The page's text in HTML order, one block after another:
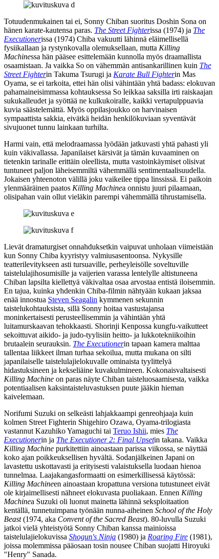
Totuudenmukainen tai ei, Sonny Chiban suoritus Doshin Sona on
hänen karate-kautensa paras. The Street Fighterissa (1974) ja The
Executionerissa (1974) Chiba vakuutti lähinnä eläimellisellä
fysiikallaan ja rystynkovalla olemuksellaan, mutta Killing
Machinessa hän pääsee esittelemään kunnolla myös draamallista
osaamistaan. Ja vaikka So on vähemmän antisankarillinen kuin The
Street Fighterin Takuma Tsurugi ja Karate Bull Fighterin Mas
Oyama, se ei tarkoita, ettei hän olisi vähintään yhtä badass: elokuvan
pahamaineisimmassa kohtauksessa So leikkaa saksilla irti raiskaajan
sukukalleudet ja syöttää ne kulkukoiralle, kaikki vertapulppuavia
kuvia säästelemättä. Myös oppilasjoukko on harvinaisen
sympaattista sakkia, eivätkä heidän henkilökuviaan syventävät
sivujuonet tunnu lainkaan turhilta.
Harmi vain, että melodraamassa lyödään jatkuvasti yhtä pahasti yli
kuin väkivallassa. Japanilaiset kärsivät ja tämän kuvaaminen on
tietenkin tarinalle erittäin oleellista, mutta vastoinkäymiset olisivat
tuntuneet paljon läheisemmiltä vähemmällä sentimentaalisuudella.
Jokaisen yhteenoton välillä joku vaikeilee tippa linssissä. Ei paikoin
ylenmääräinen paatos Killing Machinea onnistu juuri pilaamaan,
olisipahan vain ollut vieläkin parempi vähemmällä tihrustamisella.
Lievät dramaturgiset onnahduksetkin vaipuvat unholaan viimeistään
kun Sonny Chiba kyyristyy valmiusasentoonsa. Nykysille
teatterilevitykseen asti tursuaville, perheyleisölle soveltuville
taistelulajihosumisille ja vaijerien varassa lentelylle altistuneena
Chiban lapsilta kiellettyä väkivaltaa osaa arvostaa entistä iloisemmin.
En tajua, kuinka yhdenkin Chiba-filmin nähtyään kukaan jaksaa
enää innostua Steven Seagalin kymmenen sekunnin
taistelukohtauksista, sillä Sonny hoitaa vastustajansa
moninkertaisesti perusteellisemmin ja vähintään yhtä
luitamurskaavan tehokkaasti. Shorinji Kenpossa kungfu-vaikutteet
sekoittuvat aikido‑ ja judo-tyylisiin heitto‑ ja lukkotekniikoihin
brutaalein seurauksin. The Executionerin tapaan kamera malttaa
tallentaa liikkeet ilman turhaa sekoilua, mutta mukana on silti
japanilaiselle taistelulajielokuvalle ominaista tyylittelyä
hidastuksineen ja kekseliäine kuvakulmineen. Kokonaisvaltaisesti
Killing Machine on paras näyte Chiban taisteluosaamisesta, vaikka
potentiaalisen kaksintaisteluvastuksen puute jääkin hieman
kaivelemaan.
Norifumi Suzuki on selkeästi lahjakkaampi genreohjaaja kuin
kolmen Street Fighterin Shigehiro Ozawa, Oyama-trilogiasta
vastannut Kazuhiko Yamaguchi tai Teruo Ishii, mies The
Executionerin ja The Executioner 2: Final Upsetin takana. Vaikka
Killing Machine purkitettiin ainoastaan parissa viikossa, se näyttää
koko ajan poikkeuksellisen hyvältä. Sodanjälkeinen Japani on
lavastettu uskottavasti ja erityisesti valaistuksella luodaan hienoa
tunnelmaa. Laajakangasformaatti on esimerkillisessä käytössä:
Killing Machineen ainoastaan kropattuna versiona tutustuneet eivät
ole kirjaimellisesti nähneet elokuvasta puoliakaan. Ennen Killing
Machinea Suzuki oli luonut mainetta lähinnä seksploitaation
kentällä, tunnetuimpana työnään nunna-aiheinen School of the Holy
Beast(1974, aka Convent of the Sacred Beast). 80‑luvulla Suzuki
jatkoi vielä yhteistyötä Sonny Chiban kanssa mainioissa
taistelulajielokuvissa Shogun's Ninja (1980) ja Roaring Fire (1981),
joissa molemmissa pääosaan tosin nousee Chiban suojatti Hiroyuki
"Henry" Sanada.